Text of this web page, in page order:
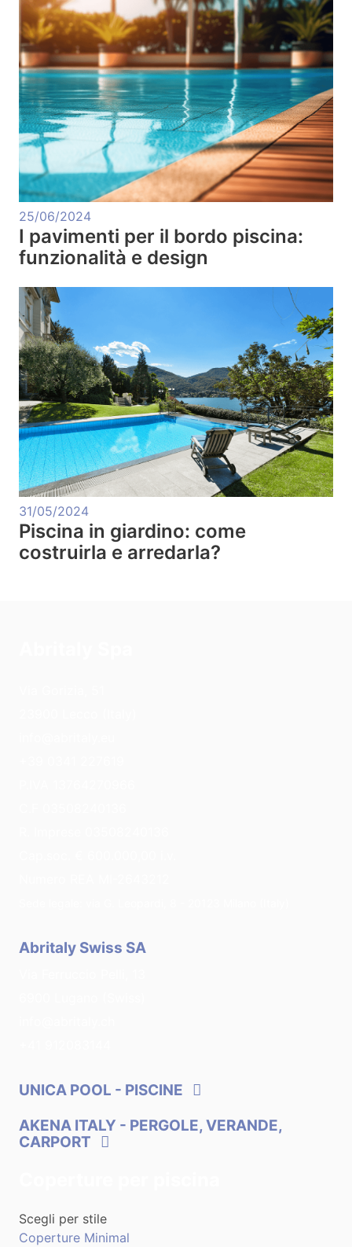
25/06/2024
I pavimenti per il bordo piscina:
funzionalità e design
31/05/2024
Piscina in giardino: come
costruirla e arredarla?
Abritaly Swiss SA
UNICA POOL - PISCINE
AKENA ITALY - PERGOLE, VERANDE,
CARPORT
Scegli per stile
Coperture Minimal